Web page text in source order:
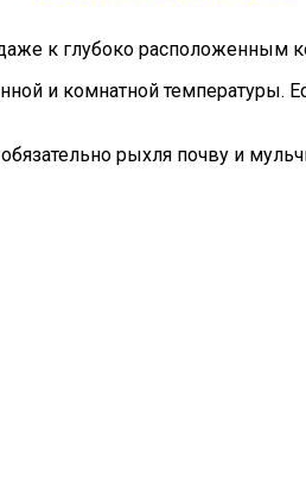
к глубоко расположенным
и комнатной
рыхля почву и